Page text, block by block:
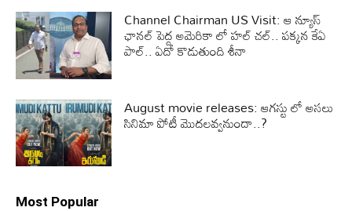
Channel Chairman US Visit: ఆ న్యూస్
ఛానల్ పెద్ద అమెరికా లో హల్ చల్.. పక్కన కేఏ
పాల్.. ఏదో కొడుతుంది శీనా
August movie releases: ఆగస్టు లో అసలు
సినిమా పోటీ మొదలవ్వనుందా..?
Most Popular